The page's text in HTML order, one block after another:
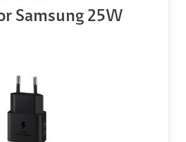
Samsung 25W